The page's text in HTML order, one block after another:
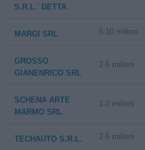
S.R.L.' DETTA
MARGI SRL 5-10 milioni
GROSSO
GIANENRICO SRL
2-5 milioni
SCHENA ARTE
MARMO SRL
1-2 milioni
TECHAUTO S.R.L. 2-5 milioni